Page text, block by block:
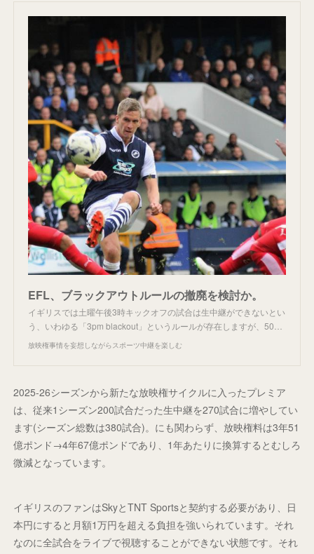
EFL、ブラックアウトルールの撤廃を検討か。
イギリスでは土曜午後3時キックオフの試合は生中継ができないとい
う、いわゆる「3pm blackout」というルールが存在しますが、50…
放映権事情を妄想しながらスポーツ中継を楽しむ
2025-26シーズンから新たな放映権サイクルに入ったプレミア
は、従来1シーズン200試合だった生中継を270試合に増やしてい
ます(シーズン総数は380試合)。にも関わらず、放映権料は3年51
億ポンド→4年67億ポンドであり、1年あたりに換算するとむしろ
微減となっています。
イギリスのファンはSkyとTNT Sportsと契約する必要があり、日
本円にすると月額1万円を超える負担を強いられています。それ
なのに全試合をライブで視聴することができない状態です。それ